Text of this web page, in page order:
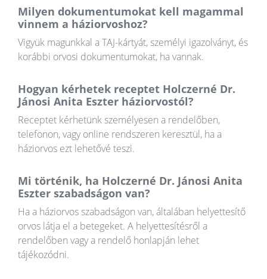
Milyen dokumentumokat kell magammal
vinnem a háziorvoshoz?
Vigyük magunkkal a TAJ-kártyát, személyi igazolványt, és
korábbi orvosi dokumentumokat, ha vannak.
Hogyan kérhetek receptet Holczerné Dr.
Jánosi Anita Eszter háziorvostól?
Receptet kérhetünk személyesen a rendelőben,
telefonon, vagy online rendszeren keresztül, ha a
háziorvos ezt lehetővé teszi.
Mi történik, ha Holczerné Dr. Jánosi Anita
Eszter szabadságon van?
Ha a háziorvos szabadságon van, általában helyettesítő
orvos látja el a betegeket. A helyettesítésről a
rendelőben vagy a rendelő honlapján lehet
tájékozódni.